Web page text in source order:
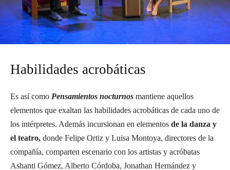
Habilidades acrobáticas
Es así como Pensamientos nocturnos mantiene aquellos
elementos que exaltan las habilidades acrobáticas de cada uno de
los intérpretes. Además incursionan en elementos de la danza y
el teatro, donde Felipe Ortiz y Luisa Montoya, directores de la
compañía, comparten escenario con los artistas y acróbatas
Ashanti Gómez, Alberto Córdoba, Jonathan Hernández y